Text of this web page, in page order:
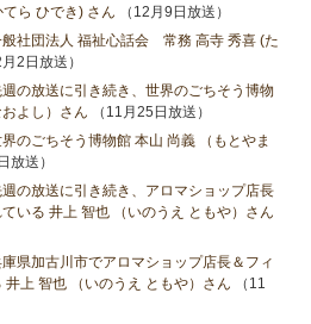
ら ひでき) さん （12月9日放送）
般社団法人 福祉心話会 常務 高寺 秀喜 (た
月2日放送）
の放送に引き続き、世界のごちそう博物
よし）さん （11月25日放送）
のごちそう博物館 本山 尚義 （もとやま
放送）
の放送に引き続き、アロマショップ店長
いる 井上 智也 （いのうえ ともや）さん
県加古川市でアロマショップ店長＆フィ
上 智也 （いのうえ ともや）さん （11